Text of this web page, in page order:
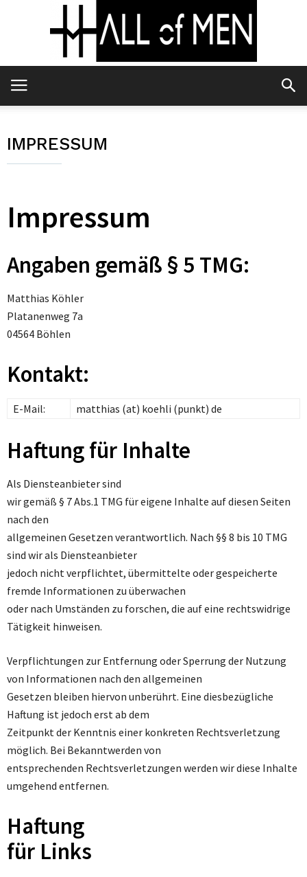
IMPRESSUM
Impressum
Angaben gemäß § 5 TMG:
Matthias Köhler
Platanenweg 7a
04564 Böhlen
Kontakt:
E-Mail: matthias (at) koehli (punkt) de
Haftung für Inhalte
Als Diensteanbieter sind
wir gemäß § 7 Abs.1 TMG für eigene Inhalte auf diesen Seiten
nach den
allgemeinen Gesetzen verantwortlich. Nach §§ 8 bis 10 TMG
sind wir als Diensteanbieter
jedoch nicht verpflichtet, übermittelte oder gespeicherte
fremde Informationen zu überwachen
oder nach Umständen zu forschen, die auf eine rechtswidrige
Tätigkeit hinweisen.
Verpflichtungen zur Entfernung oder Sperrung der Nutzung
von Informationen nach den allgemeinen
Gesetzen bleiben hiervon unberührt. Eine diesbezügliche
Haftung ist jedoch erst ab dem
Zeitpunkt der Kenntnis einer konkreten Rechtsverletzung
möglich. Bei Bekanntwerden von
entsprechenden Rechtsverletzungen werden wir diese Inhalte
umgehend entfernen.
Haftung
für Links